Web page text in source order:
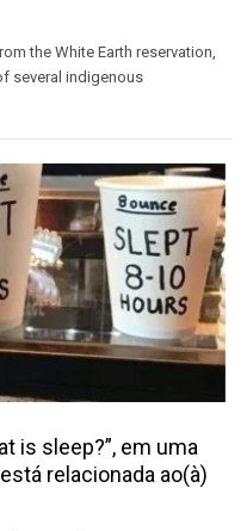
the White Earth reservation,
several indigenous
is sleep?”, em uma
relacionada ao(à)